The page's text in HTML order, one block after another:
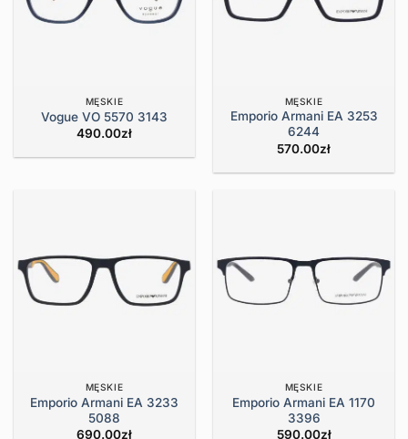
MĘSKIE
Vogue VO 5570 3143
490.00zł
MĘSKIE
Emporio Armani EA 3253
6244
570.00zł
MĘSKIE
Emporio Armani EA 3233
5088
690.00zł
MĘSKIE
Emporio Armani EA 1170
3396
590.00zł